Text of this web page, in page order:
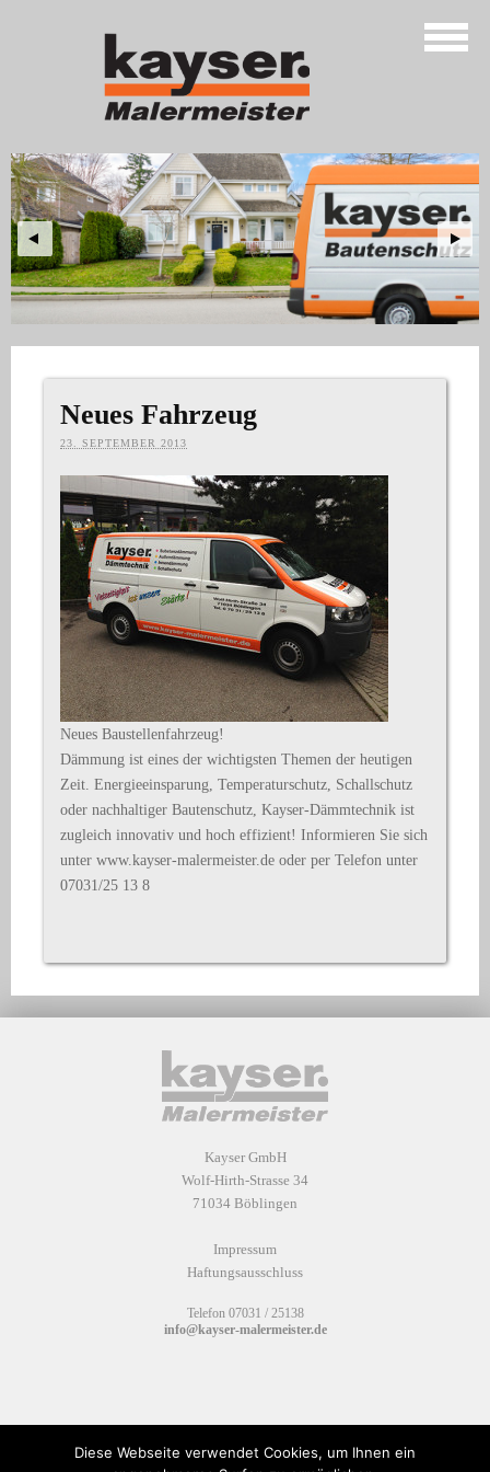
Neues Fahrzeug
23. SEPTEMBER 2013
Neues Baustellenfahrzeug!
Dämmung ist eines der wichtigsten Themen der heutigen
Zeit. Energieeinsparung, Temperaturschutz, Schallschutz
oder nachhaltiger Bautenschutz, Kayser-Dämmtechnik ist
zugleich innovativ und hoch effizient! Informieren Sie sich
unter www.kayser-malermeister.de oder per Telefon unter
07031/25 13 8
Kayser GmbH
Wolf-Hirth-Strasse 34
71034 Böblingen
Impressum
Haftungsausschluss
Telefon 07031 / 25138
info@kayser-malermeister.de
Diese Webseite verwendet Cookies, um Ihnen ein